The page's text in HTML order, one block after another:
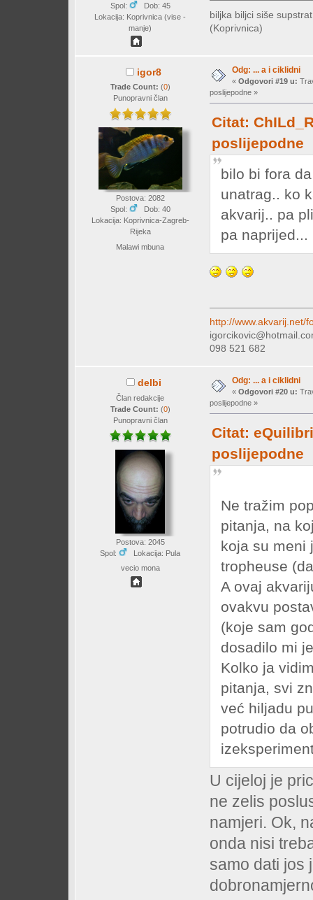
Spol:
Dob: 45
Lokacija: Koprivnica (vise -
manje)
biljka biljci siše supstrat
(Koprivnica)
igor8
Trade Count: (0)
Punopravni član
Postova: 2082
Spol:
Dob: 40
Lokacija: Koprivnica-Zagreb-
Rijeka
Malawi mbuna
Odg: ... a i ciklidni
« Odgovori #19 u:
poslijepodne »
Citat:
poslijepodne
bilo bi fora
unatrag.. ko
akvarij.. pa
pa
http://www.akvarij.net/
098 521 682
delbi
Član redakcije
Trade Count: (0)
Punopravni član
Postova: 2045
Spol:
Lokacija: Pula
vecio mona
Odg: ... a i ciklidni
« Odgovori #20 u:
poslijepodne »
Citat:
poslijepodne
Ne tražim
pitanja, na
koja su meni
tropheuse
A ovaj
ovakvu
(koje sam
dosadilo mi
Kolko ja
pitanja, svi
već hiljadu
potrudio da
U cijeloj je
ne zelis
namjeri. Ok,
onda nisi
samo dati jos